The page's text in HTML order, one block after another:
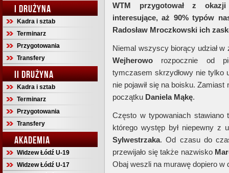
I DRUŻYNA
Kadra i sztab
Terminarz
Przygotowania
Transfery
II DRUŻYNA
Kadra i sztab
Terminarz
Przygotowania
Transfery
AKADEMIA
Widzew Łódź U-19
Widzew Łódź U-17
WTM przygotował z
interesujące, aż 90% typów
Radosław Mroczkowski ich
Niemal wszyscy biorący udział
Wejherowo rozpocznie od
tymczasem skrzydłowy nie tylko
nie pojawił się na boisku.
początku Daniela Mąkę.
Często w typowaniach
którego występ był niepewny
Sylwestrzaka. Od czasu do
przewijało się także nazwisko
Obaj weszli na murawę dopiero w